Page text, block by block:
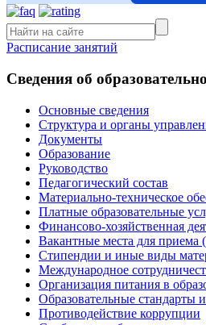
Расписание занятий
Сведения об
Основные сведения
Структура и органы
Документы
Образование
Руководство
Педагогический состав
Материально-техническое
Платные образовательные
Финансово-хозяйственная
Вакантные места для приема
Стипендии и иные виды
Международное
Организация питания в
Образовательные стандарты
Противодействие коррупции